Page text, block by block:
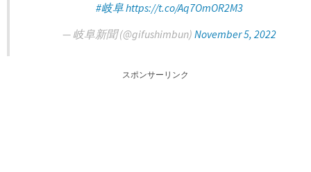
#岐阜https://t.co/Aq7OmOR2M3
— 岐阜新聞 (@gifushimbun) November 5, 2022
スポンサーリンク